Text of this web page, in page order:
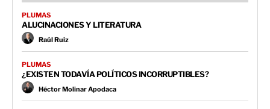
PLUMAS
ALUCINACIONES Y LITERATURA
Raúl Ruiz
PLUMAS
¿EXISTEN TODAVÍA POLÍTICOS INCORRUPTIBLES?
Héctor Molinar Apodaca